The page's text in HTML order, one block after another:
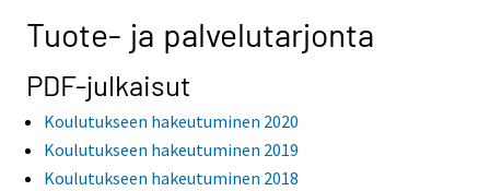
Tuote- ja palvelutarjonta
PDF-julkaisut
Koulutukseen hakeutuminen 2020
Koulutukseen hakeutuminen 2019
Koulutukseen hakeutuminen 2018